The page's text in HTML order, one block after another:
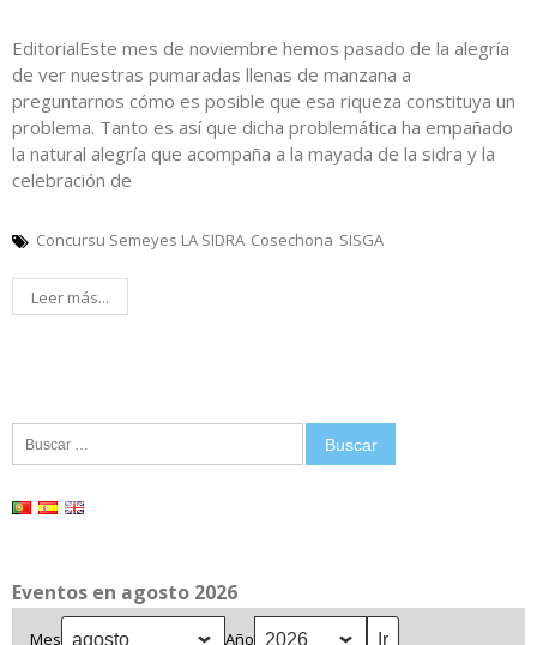
EditorialEste mes de noviembre hemos pasado de la alegría
de ver nuestras pumaradas llenas de manzana a
preguntarnos cómo es posible que esa riqueza constituya un
problema. Tanto es así que dicha problemática ha empañado
la natural alegría que acompaña a la mayada de la sidra y la
celebración de
Concursu Semeyes LA SIDRA Cosechona SISGA
Leer más...
Eventos en agosto 2026
Mes Año